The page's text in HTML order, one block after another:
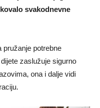
svakodnevne
pružanje potrebne
zaslužuje sigurno
ona i dalje vidi